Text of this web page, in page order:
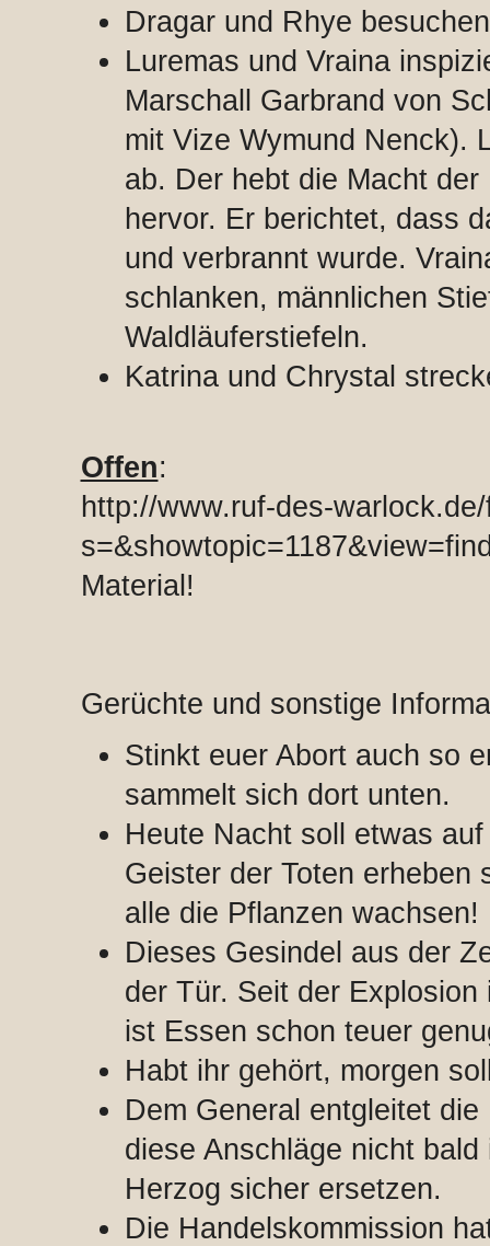
Dragar und Rhye
Luremas und Vraina
Marschall Garbrand von
mit Vize Wymund Nenck).
ab. Der hebt die Macht
hervor. Er berichtet, dass
und verbrannt wurde.
schlanken, männlichen
Waldläuferstiefeln.
Katrina und Chrystal
Offen:
http://www.ruf-des-
Material!
Gerüchte und sonstige
Stinkt euer Abort auch so
sammelt sich dort unten.
Heute Nacht soll etwas
Geister der Toten erheben
alle die Pflanzen wachsen!
Dieses Gesindel aus der
der Tür. Seit der
ist Essen schon teuer
Habt ihr gehört, morgen
Dem General entgleitet
diese Anschläge nicht
Herzog sicher ersetzen.
Die Handelskommission